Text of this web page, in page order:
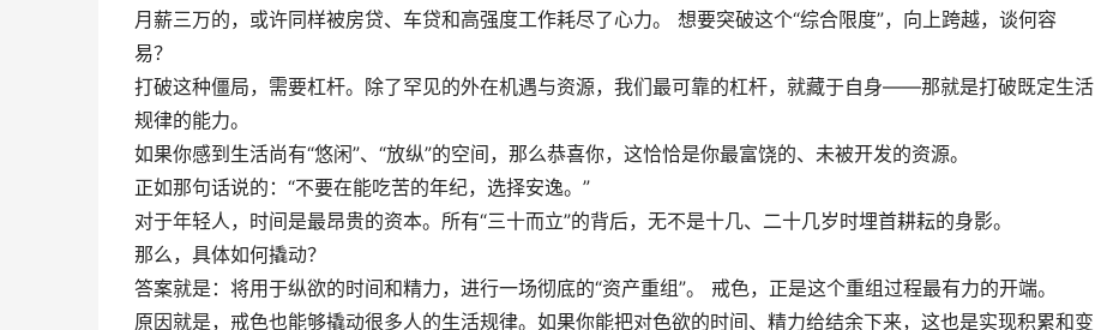
月薪三万的，或许同样被房贷、车贷和高强度工作耗尽了心力。 想要突破这个“综合限度”，向上跨越，谈何容
易？
打破这种僵局，需要杠杆。除了罕见的外在机遇与资源，我们最可靠的杠杆，就藏于自身——那就是打破既定生活
规律的能力。
如果你感到生活尚有“悠闲”、“放纵”的空间，那么恭喜你，这恰恰是你最富饶的、未被开发的资源。
正如那句话说的：“不要在能吃苦的年纪，选择安逸。”
对于年轻人，时间是最昂贵的资本。所有“三十而立”的背后，无不是十几、二十几岁时埋首耕耘的身影。
那么，具体如何撬动？
答案就是：将用于纵欲的时间和精力，进行一场彻底的“资产重组”。 戒色，正是这个重组过程最有力的开端。
原因就是，戒色也能够撬动很多人的生活规律。如果你能把对色欲的时间、精力给结余下来，这也是实现积累和变